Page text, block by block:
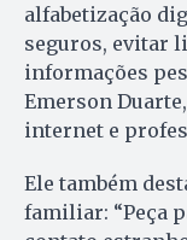
alfabetização
seguros, evitar
informações
Emerson
internet e
Ele também
familiar: “Peça